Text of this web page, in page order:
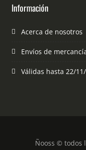
Información
Acerca de nosotros
Envíos de
Válidas hasta 22/
Ñooss © todos